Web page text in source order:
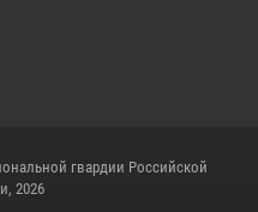
гвардии Российской
2026